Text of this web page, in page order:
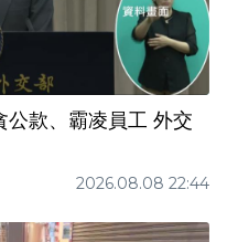
款、霸凌員工 外交
2026.08.08 22:44